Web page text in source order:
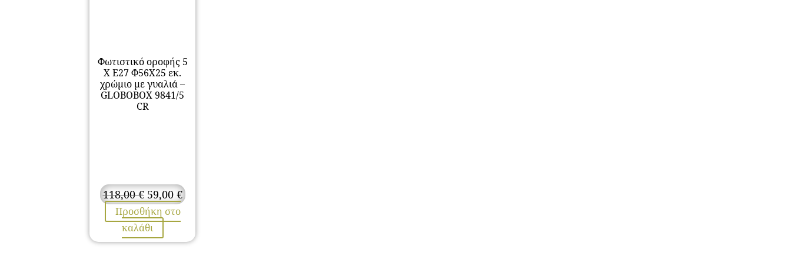
Φωτιστικό οροφής 5
Χ Ε27 Φ56Χ25 εκ.
χρώμιο με γυαλιά –
GLOBOBOX 9841/5
CR
118,00€ Original
price
was:
118,00 €.
59,00 €Η
είναι:
Προσθήκη στο
καλάθι